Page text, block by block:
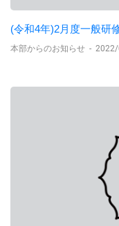
(令和4年)2月度一般研
本部からのお知らせ - 2022/